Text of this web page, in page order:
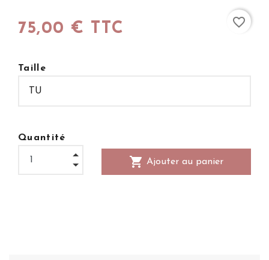
75,00 € TTC
Taille
Quantité
shopping_cart Ajouter au panier
favorite_border